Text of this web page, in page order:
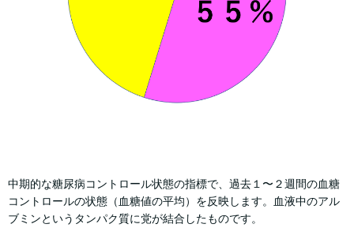
中期的な糖尿病コントロール状態の指標で、過去１〜２週間の血糖
コントロールの状態（血糖値の平均）を反映します。血液中のアル
ブミンというタンパク質に党が結合したものです。